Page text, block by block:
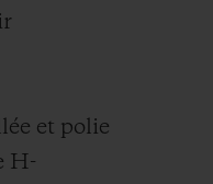
et polie
H-